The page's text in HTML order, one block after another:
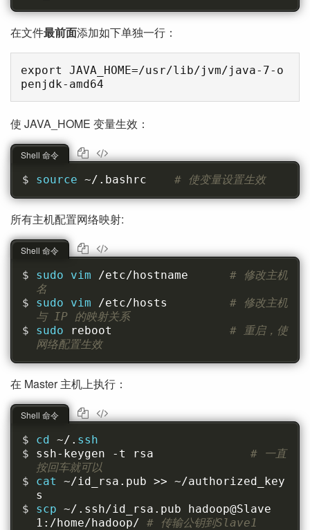
在文件最前面添加如下单独一行：
export JAVA_HOME=/usr/lib/jvm/java-7-o
使 JAVA_HOME 变量生效：
source ~/.bashrc # 使变量设置生效
Shell 命令
所有主机配置网络映射:
sudo vim /etc/hostname # 修改主机
名
sudo vim
/etc/hosts # 修改主机
与 IP 的映射关系
sudo
reboot # 重启，使
网络配置生效
Shell 命令
在 Master 主机上执行：
cd ~/. ssh
ssh-keygen -t rsa # 一直
按回车就可以
cat ~/id_rsa.pub >> ~/authorized_key
s
scp ~/.ssh/id_rsa.pub hadoop@Slave
1:/home/hadoop/ # 传输公钥到Slave1
Shell 命令